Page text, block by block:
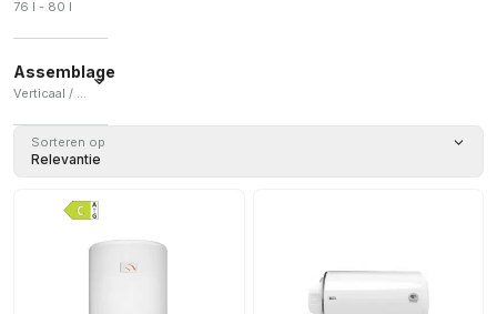
76 l - 80 l
Assemblage
Verticaal / Horizontaal / Verticaal en horizontaal
(6 )
Horizontaal
Sorteren op
Relevantie